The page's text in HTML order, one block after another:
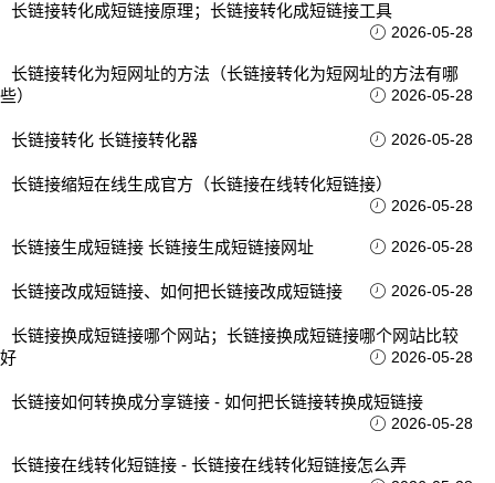
长链接转化成短链接原理；长链接转化成短链接工具
2026-05-28
长链接转化为短网址的方法（长链接转化为短网址的方法有哪
些）
2026-05-28
长链接转化 长链接转化器 2026-05-28
长链接缩短在线生成官方（长链接在线转化短链接）
2026-05-28
长链接生成短链接 长链接生成短链接网址 2026-05-28
长链接改成短链接、如何把长链接改成短链接 2026-05-28
长链接换成短链接哪个网站；长链接换成短链接哪个网站比较
好
2026-05-28
长链接如何转换成分享链接 - 如何把长链接转换成短链接
2026-05-28
长链接在线转化短链接 - 长链接在线转化短链接怎么弄